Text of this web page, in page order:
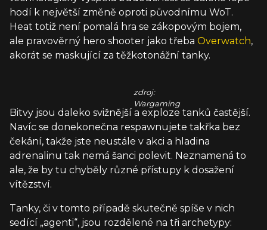
hodí k největší změně oproti původnímu WoT.
Heat totiž není pomalá hra se zákopovým bojem,
ale pravověrný hero shooter jako třeba Overwatch,
akorát se maskující za těžkotonážní tanky.
zdroj:
Wargaming
Bitvy jsou daleko svižnější a exploze tanků častější.
Navíc se donekonečna respawnujete takřka bez
čekání, takže jste neustále v akci a hladina
adrenalinu tak nemá šanci polevit. Neznamená to
ale, že by tu chyběly různé přístupy k dosažení
vítězství.
Tanky, či v tomto případě skutečně spíše v nich
sedící „agenti“, jsou rozdělené na tři archetypy: